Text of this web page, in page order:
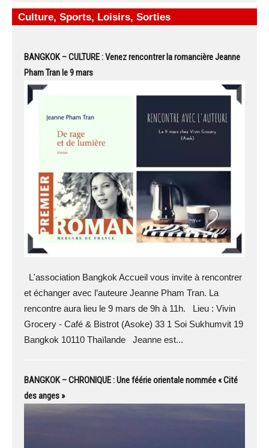
Culture, Sports, Loisirs, Sorties
BANGKOK – CULTURE : Venez rencontrer la romancière Jeanne
Pham Tran le 9 mars
L'association Bangkok Accueil vous invite à rencontrer
et échanger avec l’auteure Jeanne Pham Tran. La
rencontre aura lieu le 9 mars de 9h à 11h. Lieu : Vivin
Grocery - Café & Bistrot (Asoke) 33 1 Soi Sukhumvit 19
Bangkok 10110 Thaïlande Jeanne est...
BANGKOK – CHRONIQUE : Une féérie orientale nommée « Cité
des anges »